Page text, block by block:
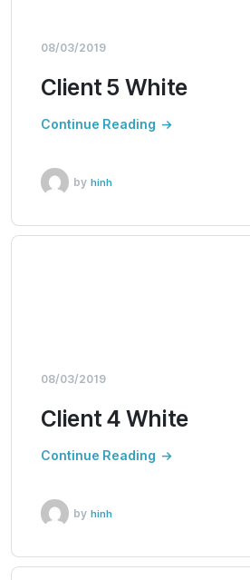
08/03/2019
Client 5 White
Continue Reading
by hinh
08/03/2019
Client 4 White
Continue Reading
by hinh